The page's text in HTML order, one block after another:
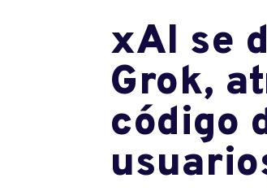
xAI se
Grok,
código